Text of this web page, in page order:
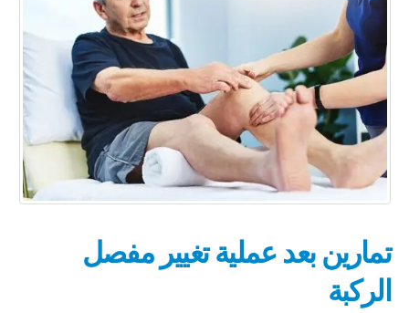
تمارين بعد عملية تغيير مفصل
الركبة